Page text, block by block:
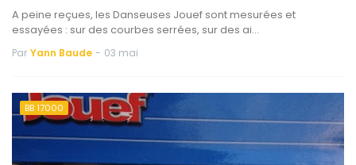
A peine reçues, les Danseuses Jouef sont mesurées et
essayées : sur des courbes serrées, sur des ai…
Par Yann Baude - 03 mai
BB 17000